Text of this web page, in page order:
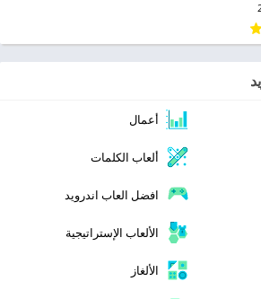
أعمال
ألعاب الكلمات
افضل العاب اندرويد
الألعاب الإستراتيجية
الألغاز